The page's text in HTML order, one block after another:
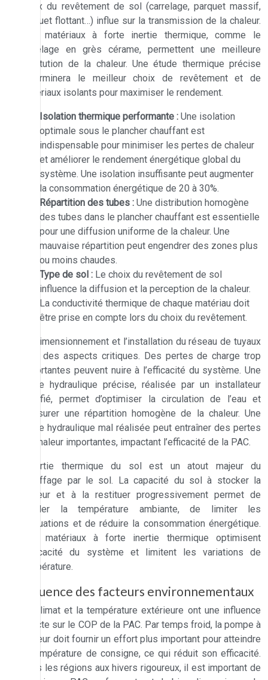
choix du revêtement de sol (carrelage, parquet massif,
parquet flottant…) influe sur la transmission de la chaleur.
Des matériaux à forte inertie thermique, comme le
carrelage en grès cérame, permettent une meilleure
restitution de la chaleur. Une étude thermique précise
déterminera le meilleur choix de revêtement et de
matériaux isolants pour maximiser le rendement.
Isolation thermique performante :Une isolation
optimale sous le plancher chauffant est
indispensable pour minimiser les pertes de chaleur
et améliorer le rendement énergétique global du
système. Une isolation insuffisante peut augmenter
la consommation énergétique de 20 à 30%.
Répartition des tubes :Une distribution homogène
des tubes dans le plancher chauffant est essentielle
pour une diffusion uniforme de la chaleur. Une
mauvaise répartition peut engendrer des zones plus
ou moins chaudes.
Type de sol : Le choix du revêtement de sol
influence la diffusion et la perception de la chaleur.
La conductivité thermique de chaque matériau doit
être prise en compte lors du choix du revêtement.
Le dimensionnement et l’installation du réseau de tuyaux
sont des aspects critiques. Des pertes de charge trop
importantes peuvent nuire à l’efficacité du système. Une
étude hydraulique précise, réalisée par un installateur
qualifié, permet d’optimiser la circulation de l’eau et
d’assurer une répartition homogène de la chaleur. Une
étude hydraulique mal réalisée peut entraîner des pertes
de chaleur importantes, impactant l’efficacité de la PAC.
L’inertie thermique du sol est un atout majeur du
chauffage par le sol. La capacité du sol à stocker la
chaleur et à la restituer progressivement permet de
réguler la température ambiante, de limiter les
fluctuations et de réduire la consommation énergétique.
Des matériaux à forte inertie thermique optimisent
l’efficacité du système et limitent les variations de
température.
Influence des facteurs environnementaux
Le climat et la température extérieure ont une influence
directe sur le COP de la PAC. Par temps froid, la pompe à
chaleur doit fournir un effort plus important pour atteindre
la température de consigne, ce qui réduit son efficacité.
Dans les régions aux hivers rigoureux, il est important de